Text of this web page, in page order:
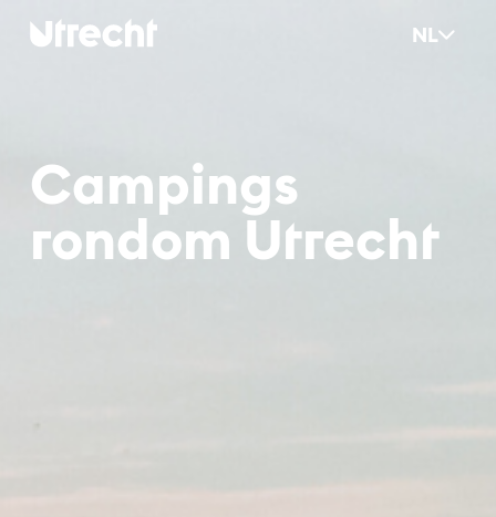
NL
Cam­pings
ron­dom Ut­recht